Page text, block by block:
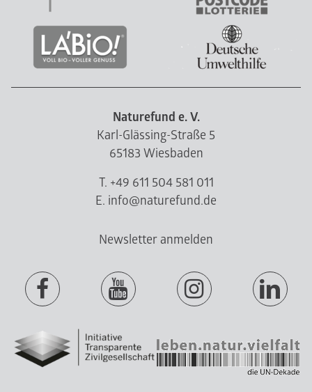
Naturefund e. V.
Karl-Glässing-Straße 5
65183 Wiesbaden
T. +49 611 504 581 011
E. info@naturefund.de
Newsletter anmelden